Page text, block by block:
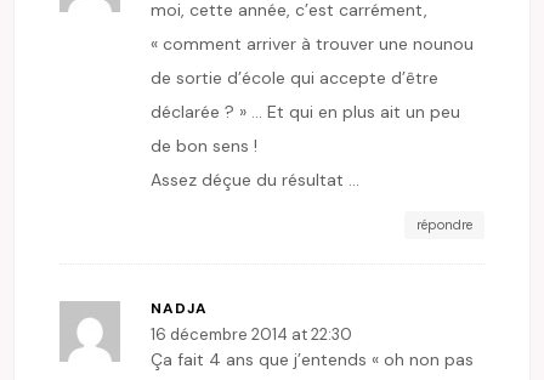
moi, cette année, c’est carrément,
« comment arriver à trouver une nounou
de sortie d’école qui accepte d’être
déclarée ? » … Et qui en plus ait un peu
de bon sens !
Assez déçue du résultat …
répondre
NADJA
16 décembre 2014 at 22:30
Ça fait 4 ans que j’entends « oh non pas